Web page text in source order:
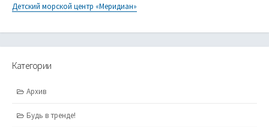
Детский морской центр «Меридиан»
Категории
Архив
Будь в тренде!